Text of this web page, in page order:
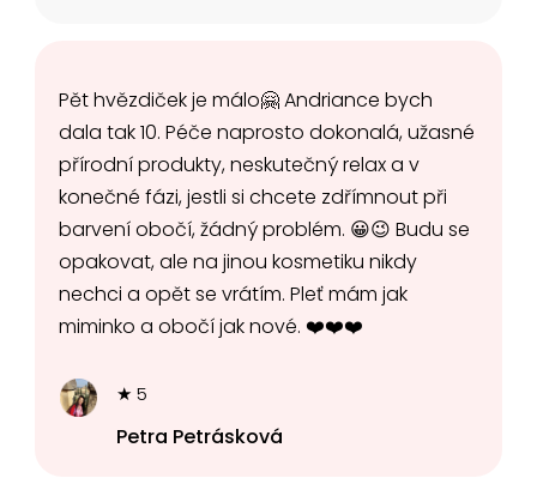
Pět hvězdiček je málo🤗 Andriance bych
dala tak 10. Péče naprosto dokonalá, užasné
přírodní produkty, neskutečný relax a v
konečné fázi, jestli si chcete zdřímnout při
barvení obočí, žádný problém. 😀😉 Budu se
opakovat, ale na jinou kosmetiku nikdy
nechci a opět se vrátím. Pleť mám jak
miminko a obočí jak nové. ❤️❤️❤️
★ 5
Petra Petrásková